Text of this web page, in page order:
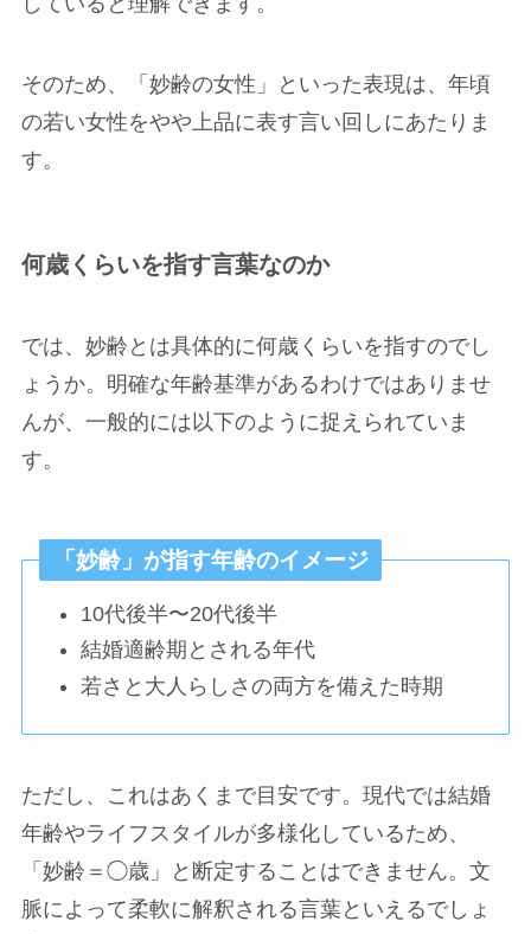
そのため、「妙齢の女性」といった表現は、年頃
の若い女性をやや上品に表す言い回しにあたりま
す。
何歳くらいを指す言葉なのか
では、妙齢とは具体的に何歳くらいを指すのでし
ょうか。明確な年齢基準があるわけではありませ
んが、一般的には以下のように捉えられていま
す。
「妙齢」が指す年齢のイメージ
10代後半〜20代後半
結婚適齢期とされる年代
若さと大人らしさの両方を備えた時期
ただし、これはあくまで目安です。現代では結婚
年齢やライフスタイルが多様化しているため、
「妙齢＝◯歳」と断定することはできません。文
脈によって柔軟に解釈される言葉といえるでしょ